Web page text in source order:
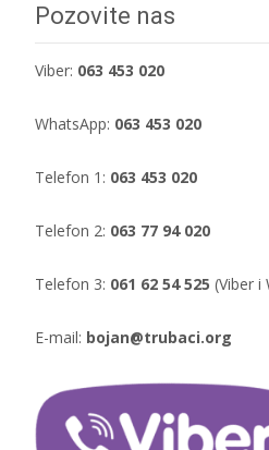
Pozovite nas
Viber: 063 453 020
WhatsApp: 063 453 020
Telefon 1: 063 453 020
Telefon 2: 063 77 94 020
Telefon 3: 061 62 54 525 (Viber i
E-mail: bojan@trubaci.org